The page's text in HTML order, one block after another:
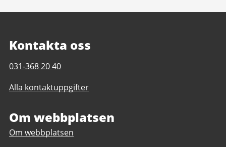
Kontakta oss
Telefonnummer
Lundbybadet
031-368 20 40
Alla kontaktuppgifter
Om webbplatsen
Om webbplatsen